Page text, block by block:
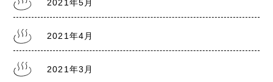
2021.7.28
熊本銭湯の日記『リスクレベル5 厳戒警報』
2021年5月
2021年4月
2021年3月